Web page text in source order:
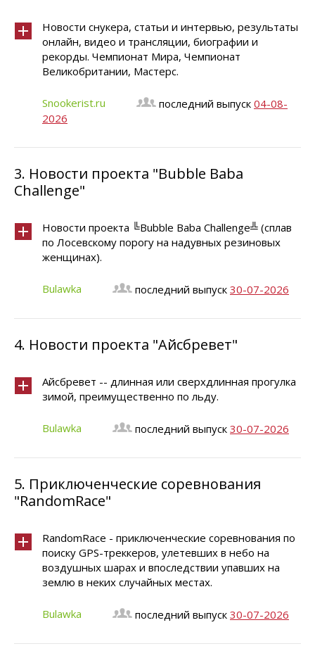
Новости снукера, статьи и интервью, результаты
онлайн, видео и трансляции, биографии и
рекорды. Чемпионат Мира, Чемпионат
Великобритании, Мастерс.
Snookerist.ru последний выпуск 04-08-
2026
3. Новости проекта "Bubble Baba
Challenge"
Новости проекта ╚Bubble Baba Challenge╩ (сплав
по Лосевскому порогу на надувных резиновых
женщинах).
Bulawka последний выпуск 30-07-2026
4. Новости проекта "Айсбревет"
Айсбревет -- длинная или сверхдлинная прогулка
зимой, преимущественно по льду.
Bulawka последний выпуск 30-07-2026
5. Приключенческие соревнования
"RandomRace"
RandomRace - приключенческие соревнования по
поиску GPS-треккеров, улетевших в небо на
воздушных шарах и впоследствии упавших на
землю в неких случайных местах.
Bulawka последний выпуск 30-07-2026